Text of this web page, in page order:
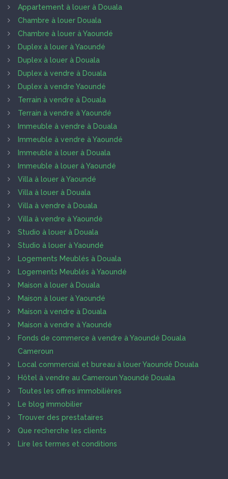
Appartement à louer à Douala
Chambre à louer Douala
Chambre à louer à Yaoundé
Duplex à louer à Yaoundé
Duplex à louer à Douala
Duplex à vendre à Douala
Duplex à vendre Yaoundé
Terrain à vendre à Douala
Terrain à vendre à Yaoundé
Immeuble à vendre à Douala
Immeuble à vendre à Yaoundé
Immeuble à louer à Douala
Immeuble à louer à Yaoundé
Villa à louer à Yaoundé
Villa à louer à Douala
Villa à vendre à Douala
Villa à vendre à Yaoundé
Studio à louer à Douala
Studio à louer à Yaoundé
Logements Meublés à Douala
Logements Meublés à Yaoundé
Maison à louer à Douala
Maison à louer à Yaoundé
Maison à vendre à Douala
Maison à vendre à Yaoundé
Fonds de commerce à vendre à Yaoundé Douala
Cameroun
Local commercial et bureau à louer Yaoundé Douala
Hôtel à vendre au Cameroun Yaoundé Douala
Toutes les offres immobilières
Le blog immobilier
Trouver des prestataires
Que recherche les clients
Lire les termes et conditions